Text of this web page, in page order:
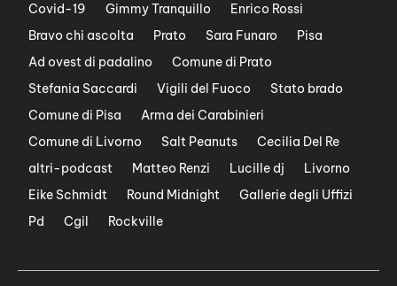
Covid-19
Gimmy Tranquillo
Enrico Rossi
Bravo chi ascolta
Prato Sara Funaro
Pisa
Ad ovest di padalino
Comune di Prato
Stefania Saccardi
Vigili del Fuoco
Stato brado
Comune di Pisa
Arma dei Carabinieri
Comune di Livorno
Salt Peanuts
Cecilia Del Re
altri-podcast
Matteo Renzi Lucille dj
Livorno
Eike Schmidt
Round Midnight
Gallerie degli Uffizi
Pd
Cgil Rockville